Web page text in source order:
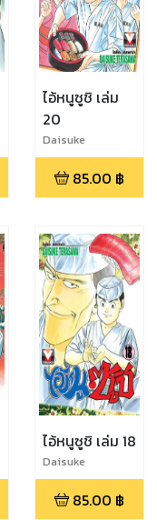
ไอ้หนูซูชิ เล่ม
20
Daisuke
Terasawa
85.00 ฿
ไอ้หนูซูชิ เล่ม 18
Daisuke
Terasawa
85.00 ฿